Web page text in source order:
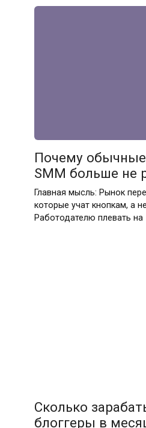
Почему
SMM больше не
Главная мысль: Рынок
которые учат кнопкам, а
Работодателю плевать на
Сколько
блоггеры в